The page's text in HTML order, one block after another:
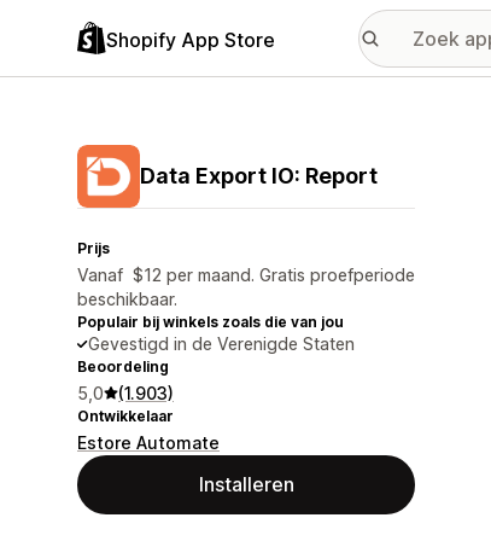
Shopify App Store
Data Export IO: Report
Prijs
Vanaf $12 per maand. Gratis proefperiode
beschikbaar.
Populair bij winkels zoals die van jou
Gevestigd in de Verenigde Staten
Beoordeling
5,0 (1.903)
Ontwikkelaar
Estore Automate
Installeren